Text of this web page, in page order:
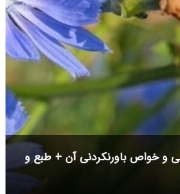
و خواص باورنکردنی آن + طبع و